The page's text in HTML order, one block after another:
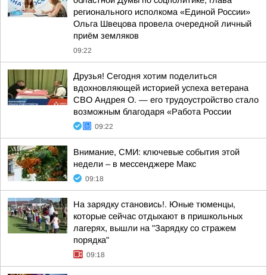
регионального исполкома «Единой России»
Ольга Швецова провела очередной личный
приём земляков
09:22
Друзья! Сегодня хотим поделиться
вдохновляющей историей успеха ветерана
СВО Андрея О. — его трудоустройство стало
возможным благодаря «Работа России
09:22
Внимание, СМИ: ключевые события этой
недели – в мессенджере Mакс
09:18
На зарядку становись!. Юные тюменцы,
которые сейчас отдыхают в пришкольных
лагерях, вышли на "Зарядку со стражем
порядка"
09:18